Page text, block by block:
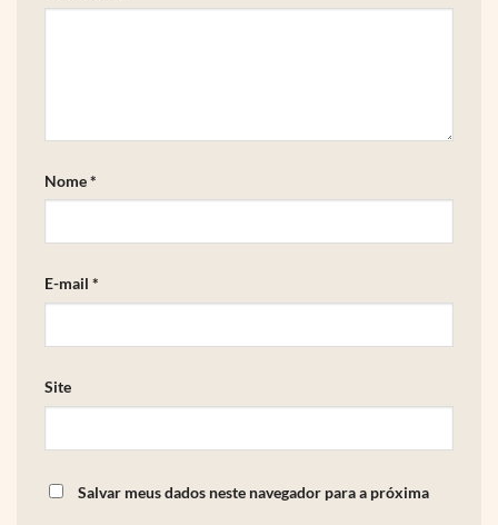
Nome*
E-mail *
Site
Salvar meus dados neste navegador para a próxima